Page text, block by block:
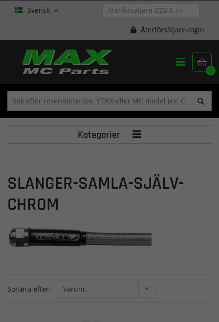
Svensk 
Återförsäljare-login

0

Kategorier 
SLANGER-SAMLA-SJÄLV-
CHROM
Sortera efter: